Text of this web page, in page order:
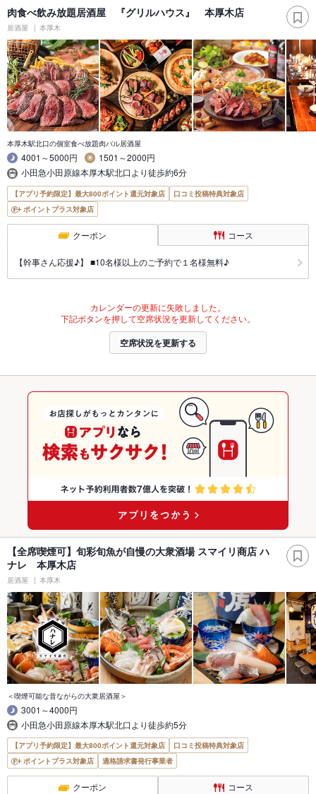
肉食べ飲み放題居酒屋 『グリルハウス』 本厚木店
居酒屋 本厚木
本厚木駅北口の個室食べ放題肉バル居酒屋
4001～5000円
1501～2000円
小田急小田原線本厚木駅北口より徒歩約6分
【アプリ予約限定】最大800ポイント還元対象店
口コミ投稿特典対象店
ポイントプラス対象店
クーポン コース
【幹事さん応援♪】 ■10名様以上のご予約で１名様無料♪
カレンダーの更新に失敗しました。
下記ボタンを押して空席状況を更新してください。
空席状況を更新する
【全席喫煙可】旬彩旬魚が自慢の大衆酒場 スマイリ商店 ハ
ナレ 本厚木店
居酒屋 本厚木
＜喫煙可能な昔ながらの大衆居酒屋＞
3001～4000円
小田急小田原線本厚木駅北口より徒歩約5分
【アプリ予約限定】最大800ポイント還元対象店
口コミ投稿特典対象店
ポイントプラス対象店
適格請求書発行事業者
クーポン コース